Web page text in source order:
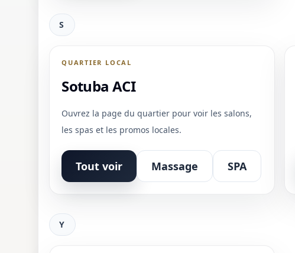
S
QUARTIER LOCAL
Sotuba ACI
Ouvrez la page du quartier pour voir les salons,
les spas et les promos locales.
Tout voir Massage SPA
Y